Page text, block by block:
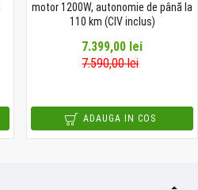
motor 1200W, autonomie de până la
110 km (CIV inclus)
7.399,00 lei
7.590,00 lei
ADAUGA IN COS